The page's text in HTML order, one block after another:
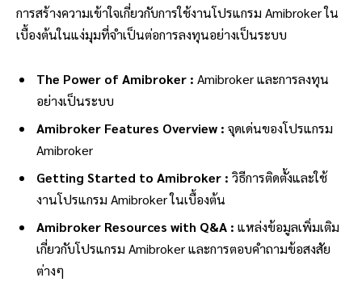
การสร้างความเข้าใจเกี่ยวกับการใช้งานโปรแกรม Amibroker ใน
เบื้องต้นในแง่มุมที่จำเป็นต่อการลงทุนอย่างเป็นระบบ
The Power of Amibroker : Amibroker และการลงทุน
อย่างเป็นระบบ
Amibroker Features Overview : จุดเด่นของโปรแกรม
Amibroker
Getting Started to Amibroker : วิธีการติดตั้งและใช้
งานโปรแกรม Amibroker ในเบื้องต้น
Amibroker Resources with Q&A : แหล่งข้อมูลเพิ่มเติม
เกี่ยวกับโปรแกรม Amibroker และการตอบคำถามข้อสงสัย
ต่างๆ